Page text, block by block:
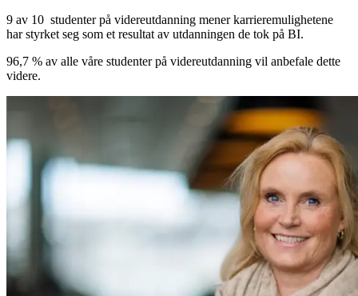
9 av 10 studenter på videreutdanning mener karrieremulighetene
har styrket seg som et resultat av utdanningen de tok på BI.
96,7 % av alle våre studenter på videreutdanning vil anbefale dette
videre.